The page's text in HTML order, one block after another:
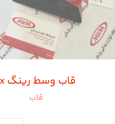
قاب وسط رینگ fx
قاب